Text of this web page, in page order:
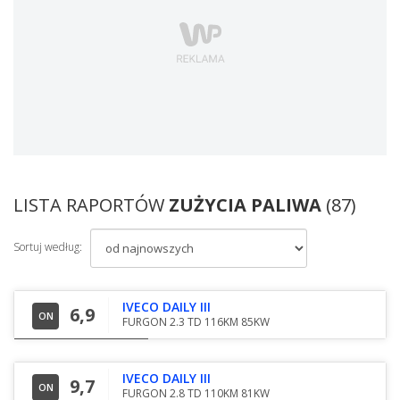
LISTA RAPORTÓW ZUŻYCIA PALIWA (87)
Sortuj według:
ON 6,9 IVECO DAILY III
FURGON 2.3 TD 116KM 85KW
ON 9,7 IVECO DAILY III
FURGON 2.8 TD 110KM 81KW